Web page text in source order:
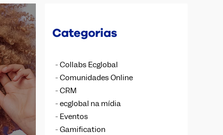
Categorias
Collabs Ecglobal
Comunidades Online
CRM
ecglobal na mídia
Eventos
Gamification